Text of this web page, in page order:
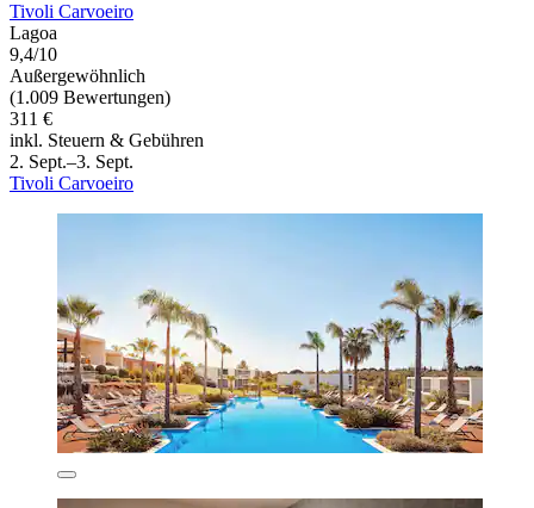
Tivoli Carvoeiro
Lagoa
9,4/10
Außergewöhnlich
(1.009 Bewertungen)
311 €
inkl. Steuern & Gebühren
2. Sept.–3. Sept.
Tivoli Carvoeiro